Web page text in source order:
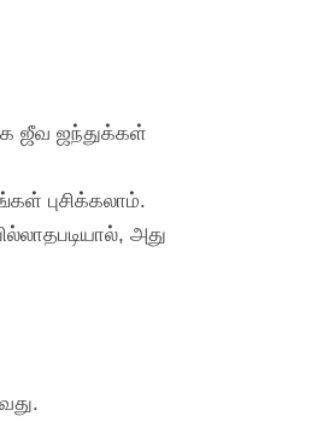
ஜீவ ஜந்துக்கள்
புசிக்கலாம்.
அது